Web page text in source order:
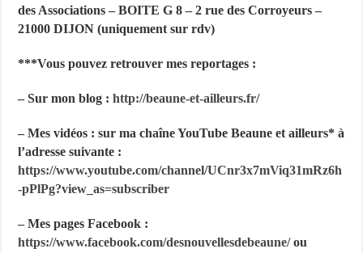
des Associations – BOITE G 8 – 2 rue des Corroyeurs –
21000 DIJON (uniquement sur rdv)
***Vous pouvez retrouver mes reportages :
– Sur mon blog :http://beaune-et-ailleurs.fr/
– Mes vidéos : sur ma chaîne YouTube Beaune et ailleurs* à
l’adresse suivante :
https://www.youtube.com/channel/UCnr3x7mViq31mRz6h
-pPlPg?view_as=subscriber
– Mes pages Facebook :
https://www.facebook.com/desnouvellesdebeaune/ou